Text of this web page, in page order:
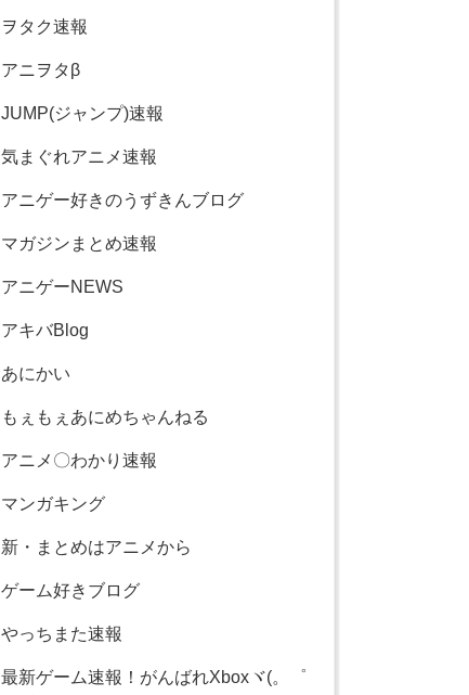
ヲタク速報
アニヲタβ
JUMP(ジャンプ)速報
気まぐれアニメ速報
アニゲー好きのうずきんブログ
マガジンまとめ速報
アニゲーNEWS
アキバBlog
あにかい
もぇもぇあにめちゃんねる
アニメ〇わかり速報
マンガキング
新・まとめはアニメから
ゲーム好きブログ
やっちまた速報
最新ゲーム速報！がんばれXboxヾ(。゜